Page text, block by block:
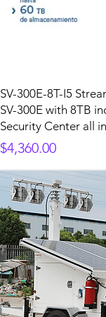
SV-300E-8T-I5
SV-300E with 8TB
Security Center all
Precio
$4,360.00